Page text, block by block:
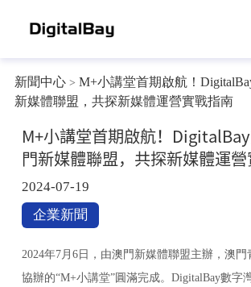
新聞中心> M+小講堂首期啟航！
新媒體聯盟，共探新媒體運營實戰指南
M+小講堂首期啟航！
門新媒體聯盟，共探新媒體運營
2024-07-19
企業新聞
2024年7月6日，由澳門新媒體聯盟主辦，澳
協辦的“M+小講堂”圓滿完成。DigitalBay數字